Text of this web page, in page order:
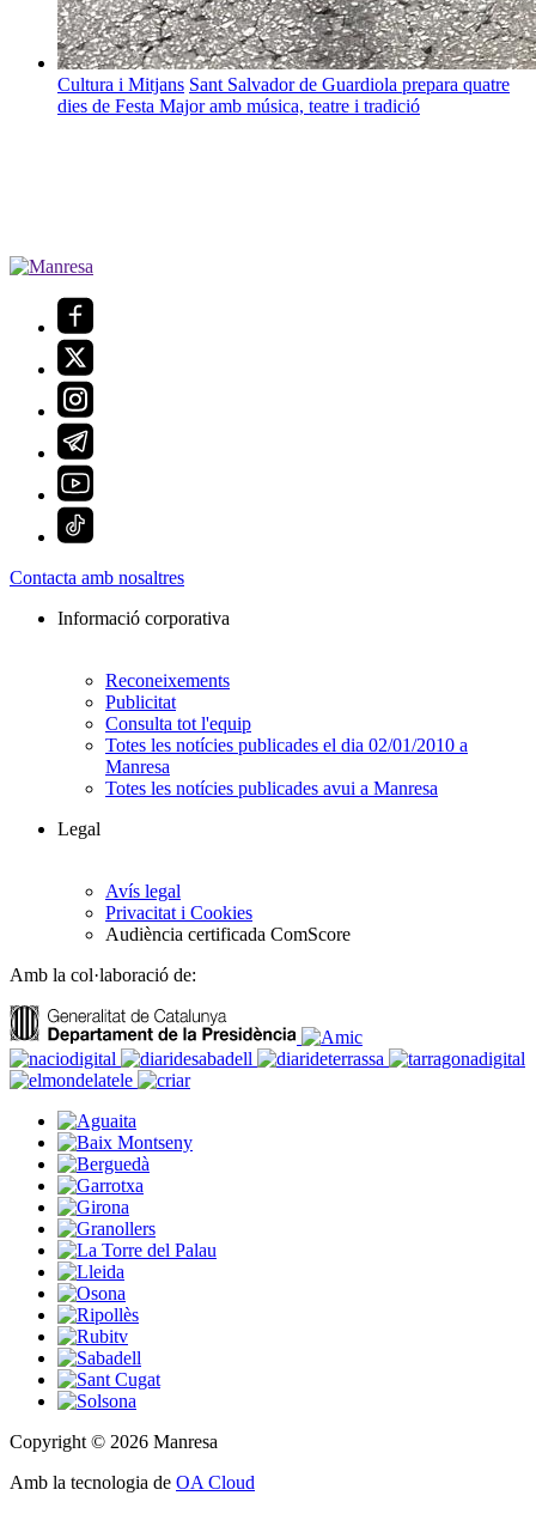
Cultura i Mitjans Sant Salvador de Guardiola prepara quatre
dies de Festa Major amb música, teatre i tradició
Contacta amb nosaltres
Informació corporativa
Reconeixements
Publicitat
Consulta tot l'equip
Totes les notícies publicades el dia 02/01/2010 a
Manresa
Totes les notícies publicades avui a Manresa
Legal
Avís legal
Privacitat i Cookies
Audiència certificada ComScore
Amb la col·laboració de:
Copyright © 2026 Manresa
Amb la tecnologia de OA Cloud